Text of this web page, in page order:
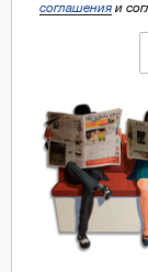
соглашения и